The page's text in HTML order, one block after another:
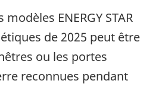
ENERGY STAR
de 2025 peut être
ou les portes
reconnues pendant